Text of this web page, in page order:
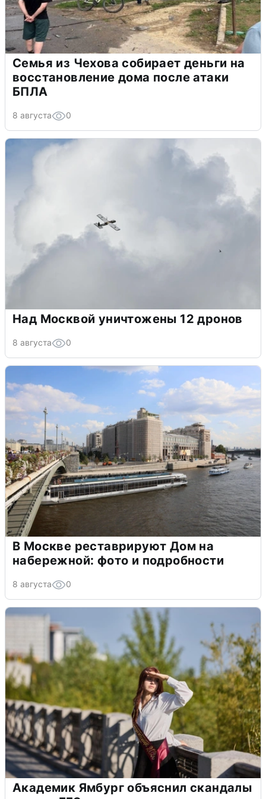
Семья из Чехова собирает деньги на
восстановление дома после атаки
БПЛА
8 августа 0
Над Москвой уничтожены 12 дронов
8 августа 0
В Москве реставрируют Дом на
набережной: фото и подробности
8 августа 0
Академик Ямбург объяснил скандалы